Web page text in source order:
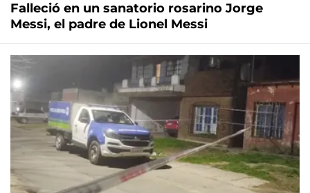
Falleció en un sanatorio rosarino Jorge
Messi, el padre de Lionel Messi